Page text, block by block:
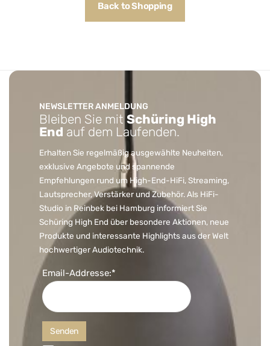
Back to Shopping
NEWSLETTER ANMELDUNG
Bleiben Sie mit Schüring High
End auf dem Laufenden.
Erhalten Sie regelmäßig ausgewählte Neuheiten,
exklusive Angebote und spannende
Empfehlungen rund um High-End-HiFi, Streaming,
Lautsprecher, Verstärker und Zubehör. Als HiFi-
Studio in Reinbek bei Hamburg informiert Sie
Schüring High End über besondere Aktionen, neue
Produkte und interessante Highlights aus der Welt
hochwertiger Audiotechnik.
Email-Addresse:*